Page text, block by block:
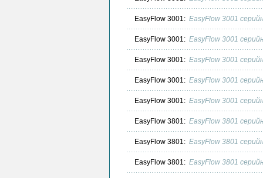
EasyFlow 3001: EasyFlow 3001
EasyFlow 3001: EasyFlow 3001
EasyFlow 3001: EasyFlow 3001
EasyFlow 3001: EasyFlow 3001
EasyFlow 3001: EasyFlow 3001
EasyFlow 3801: EasyFlow 3801
EasyFlow 3801: EasyFlow 3801
EasyFlow 3801: EasyFlow 3801